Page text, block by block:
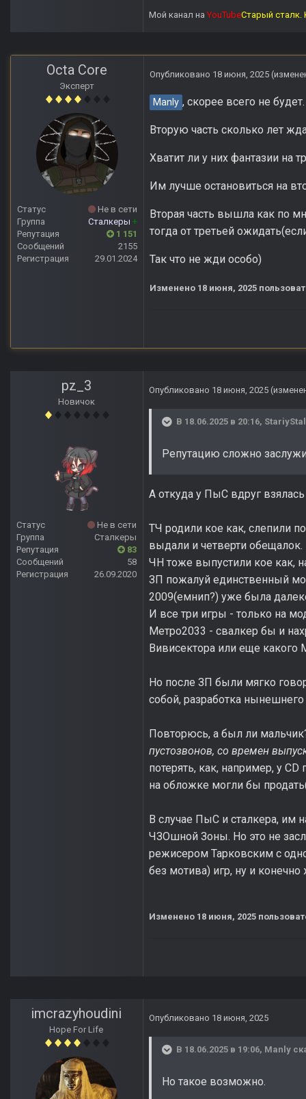
Мой канал наYouTubeСтарый сталк.
Octa Core
Эксперт
Статус
Не в сети
Группа
Сталкеры +
Репутация
1 151
Сообщений
2155
Регистрация
29.01.2024
Опубликовано 18 июня, 2025
Manly , скорее всего не будет.
Вторую часть сколько лет
Хватит ли у них фантазии на
Им лучше остановиться на
Вторая часть вышла как по
тогда от третьей
Так что не жди особо)
Изменено 18 июня, 2025
pz_3
Новичок
Статус
Не в сети
Группа
Сталкеры
Репутация
83
Сообщений
58
Регистрация
26.09.2020
Опубликовано 18 июня, 2025
В 18.06.2025 в 20:16,
Репутацию сложно
А откуда у ПыС вдруг
ТЧ родили кое как, слепили
выдали и четверти обещалок.
ЧН тоже выпустили кое как,
ЗП пожалуй единственный
2009(емнип?) уже была
И все три игры - только на
Метро2033 - свалкер бы и
Вивисектора или еще какого
Но после ЗП были мягко
собой, разработка
Повторюсь, а был ли
пустозвонов, со времен
потерять, как, например, у
на обложке могли бы
В случае ПыС и сталкера, им
ЧЗОшной Зоны. Но это не
режисером Тарковским с
без мотива) игр, ну и
Изменено 18 июня, 2025
imcrazyhoudini
Hope For Life
Опубликовано 18 июня, 2025
В 18.06.2025 в 19:06, Manly
Но такое возможно.